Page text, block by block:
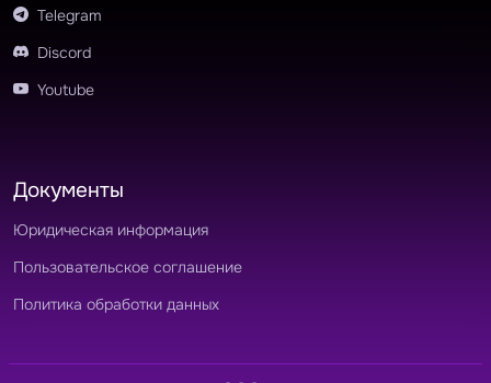
Telegram
Discord
Youtube
Документы
Юридическая информация
Пользовательское соглашение
Политика обработки данных